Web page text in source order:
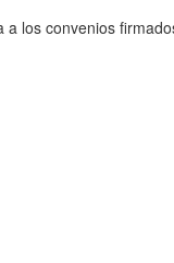
a los convenios